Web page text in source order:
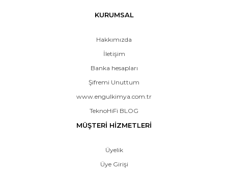
KURUMSAL
Hakkımızda
İletişim
Banka hesapları
Şifremi Unuttum
www.engulkimya.com.tr
TeknoHiFi BLOG
MÜŞTERİ HİZMETLERİ
Üyelik
Üye Girişi